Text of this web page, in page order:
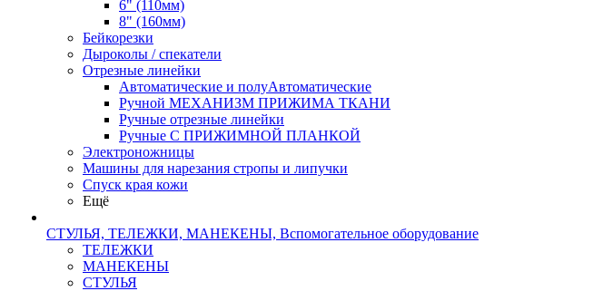
6" (110мм)
8" (160мм)
Бейкорезки
Дыроколы / спекатели
Отрезные линейки
Автоматические и полуАвтоматические
Ручной МЕХАНИЗМ ПРИЖИМА ТКАНИ
Ручные отрезные линейки
Ручные С ПРИЖИМНОЙ ПЛАНКОЙ
Электроножницы
Машины для нарезания стропы и липучки
Спуск края кожи
Ещё
СТУЛЬЯ, ТЕЛЕЖКИ, МАНЕКЕНЫ, Вспомогательное оборудование
ТЕЛЕЖКИ
МАНЕКЕНЫ
СТУЛЬЯ